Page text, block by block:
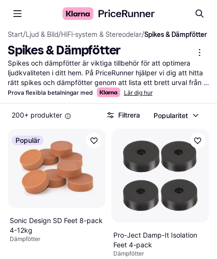
Start/Ljud & Bild/HiFi-system & Stereodelar/Spikes & Dämpfötter
Spikes & Dämpfötter
Spikes och dämpfötter är viktiga tillbehör för att optimera
ljudkvaliteten i ditt hem. På PriceRunner hjälper vi dig att hitta
rätt spikes och dämpfötter genom att lista ett brett urval från
olika märken och återförsäljare. Använd våra praktiska filter för
att enkelt navigera bland olika alternativ. Du kan sortera efter
material, storlek eller pris för att snabbt hitta de tillbehör som
bäst passar dina behov och din budget. Våra
produkterna. Vi ser till att du får mest valuta för pengarna
genom att guida dig till de bästa erbjudandena. Oavsett om du
vill förbättra ljudkvaliteten eller minska vibrationer, finns det rätt
lösningar för dig. Börja här för att hitta de spikes och
dämpfötter som passar ditt ljudsystem bäst!
Mer om spikes & dämpfötter »
Prova flexibla betalningar med Lär dig hur
200+ produkter Filtrera Popularitet
Populär
Sonic Design SD Feet 8-pack
4-12kg
Dämpfötter
Pro-Ject Damp-It Isolation
Feet 4-pack
Dämpfötter